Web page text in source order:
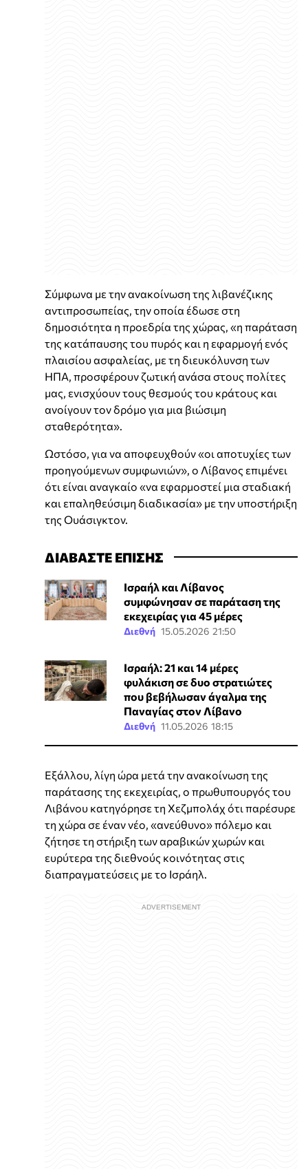
Σύμφωνα με την ανακοίνωση της λιβανέζικης
αντιπροσωπείας, την οποία έδωσε στη
δημοσιότητα η προεδρία της χώρας, «η παράταση
της κατάπαυσης του πυρός και η εφαρμογή ενός
πλαισίου ασφαλείας, με τη διευκόλυνση των
ΗΠΑ, προσφέρουν ζωτική ανάσα στους πολίτες
μας, ενισχύουν τους θεσμούς του κράτους και
ανοίγουν τον δρόμο για μια βιώσιμη
σταθερότητα».
Ωστόσο, για να αποφευχθούν «οι αποτυχίες των
προηγούμενων συμφωνιών», ο Λίβανος επιμένει
ότι είναι αναγκαίο «να εφαρμοστεί μια σταδιακή
και επαληθεύσιμη διαδικασία» με την υποστήριξη
της Ουάσιγκτον.
ΔΙΑΒΑΣΤΕ ΕΠΙΣΗΣ
Ισραήλ και Λίβανος
συμφώνησαν σε παράταση της
εκεχειρίας για 45 μέρες
Διεθνή 15.05.2026 21:50
Ισραήλ: 21 και 14 μέρες
φυλάκιση σε δυο στρατιώτες
που βεβήλωσαν άγαλμα της
Παναγίας στον Λίβανο
Διεθνή 11.05.2026 18:15
Εξάλλου, λίγη ώρα μετά την ανακοίνωση της
παράτασης της εκεχειρίας, ο πρωθυπουργός του
Λιβάνου κατηγόρησε τη Χεζμπολάχ ότι παρέσυρε
τη χώρα σε έναν νέο, «ανεύθυνο» πόλεμο και
ζήτησε τη στήριξη των αραβικών χωρών και
ευρύτερα της διεθνούς κοινότητας στις
διαπραγματεύσεις με το Ισράηλ.